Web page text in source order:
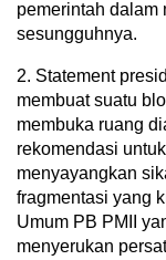
pemerintah dalam
sesungguhnya.
2. ⁠Statement
membuat suatu
membuka ruang
rekomendasi
menyayangkan
fragmentasi yang
Umum PB PMII
menyerukan